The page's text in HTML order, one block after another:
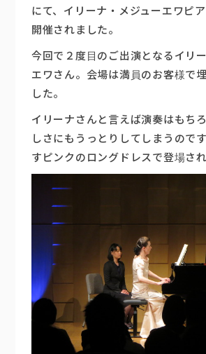
イベント情報
楽器販売
にて、イリーナ・メジューエワピ
開催されました。
今回で２度目のご出演となるイリ
エワさん。会場は満員のお客様で
した。
イリーナさんと言えば演奏はもち
しさにもうっとりしてしまうので
すピンクのロングドレスで登場され